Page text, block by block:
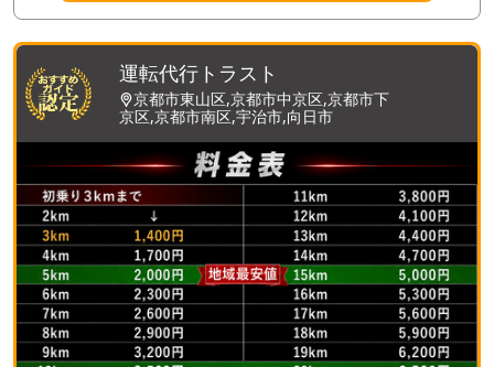
運転代行トラスト
京都市東山区,京都市中京区,京都市下
京区,京都市南区,宇治市,向日市